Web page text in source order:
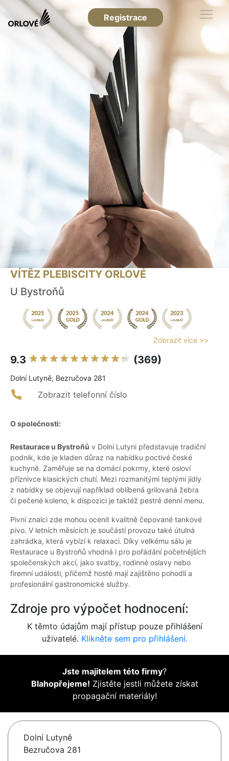
Registrace
VÍTĚZ PLEBISCITY ORLOVÉ
U Bystroňů
Zobrazit více >>
9.3 (369)
Dolní Lutyně, Bezručova 281
Zobrazit telefonní číslo
O společnosti:
Restaurace u Bystroňů v Dolní Lutyni představuje tradiční
podnik, kde je kladen důraz na nabídku poctivé české
kuchyně. Zaměřuje se na domácí pokrmy, které osloví
příznivce klasických chutí. Mezi rozmanitými teplými jídly
z nabídky se objevují například oblíbená grilovaná žebra
či pečené koleno, k dispozici je taktéž pestré denní menu.
Pivní znalci zde mohou ocenit kvalitně čepované tankové
pivo. V letních měsících je součástí provozu také útulná
zahrádka, která vybízí k relaxaci. Díky velkému sálu je
Restaurace u Bystroňů vhodná i pro pořádání početnějších
společenských akcí, jako svatby, rodinné oslavy nebo
firemní události, přičemž hosté mají zajištěno pohodlí a
profesionální gastronomické služby.
Zdroje pro výpočet hodnocení:
K těmto údajům mají přístup pouze přihlášení
uživatelé. Klikněte sem pro přihlášení.
Jste majitelem této firmy?
Blahopřejeme! Zjistěte jestli můžete získat
propagační materiály!
Dolní Lutyně
Bezručova 281